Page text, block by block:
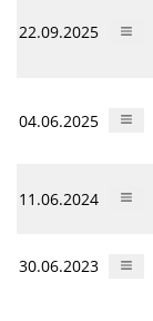
22.09.2025
04.06.2025
11.06.2024
30.06.2023